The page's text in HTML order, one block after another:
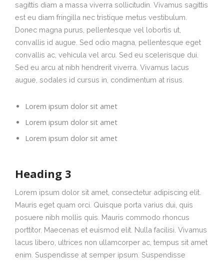
sagittis diam a massa viverra sollicitudin. Vivamus sagittis
est eu diam fringilla nec tristique metus vestibulum.
Donec magna purus, pellentesque vel lobortis ut,
convallis id augue. Sed odio magna, pellentesque eget
convallis ac, vehicula vel arcu. Sed eu scelerisque dui.
Sed eu arcu at nibh hendrerit viverra. Vivamus lacus
augue, sodales id cursus in, condimentum at risus.
Lorem ipsum dolor sit amet
Lorem ipsum dolor sit amet
Lorem ipsum dolor sit amet
Heading 3
Lorem ipsum dolor sit amet, consectetur adipiscing elit.
Mauris eget quam orci. Quisque porta varius dui, quis
posuere nibh mollis quis. Mauris commodo rhoncus
porttitor. Maecenas et euismod elit. Nulla facilisi. Vivamus
lacus libero, ultrices non ullamcorper ac, tempus sit amet
enim. Suspendisse at semper ipsum. Suspendisse